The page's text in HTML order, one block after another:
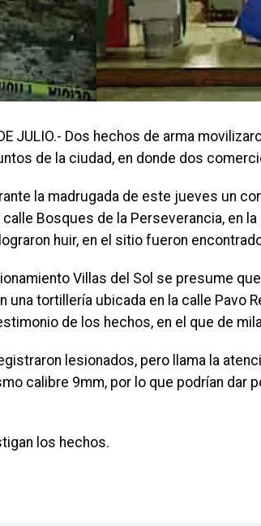
DE JULIO.- Dos hechos de arma
de la ciudad, en donde dos
la madrugada de este jueves un
Bosques de la Perseverancia, en
huir, en el sitio fueron
Villas del Sol se presume
tortillería ubicada en la calle Pavo
de los hechos, en el que de
lesionados, pero llama la
calibre 9mm, por lo que podrían dar
los hechos.